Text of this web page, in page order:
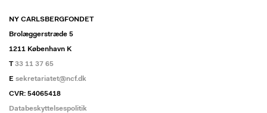
NY CARLSBERGFONDET
Brolæggerstræde 5
1211 København K
T33 11 37 65
E sekretariatet@ncf.dk
CVR: 54065418
Databeskyttelsespolitik